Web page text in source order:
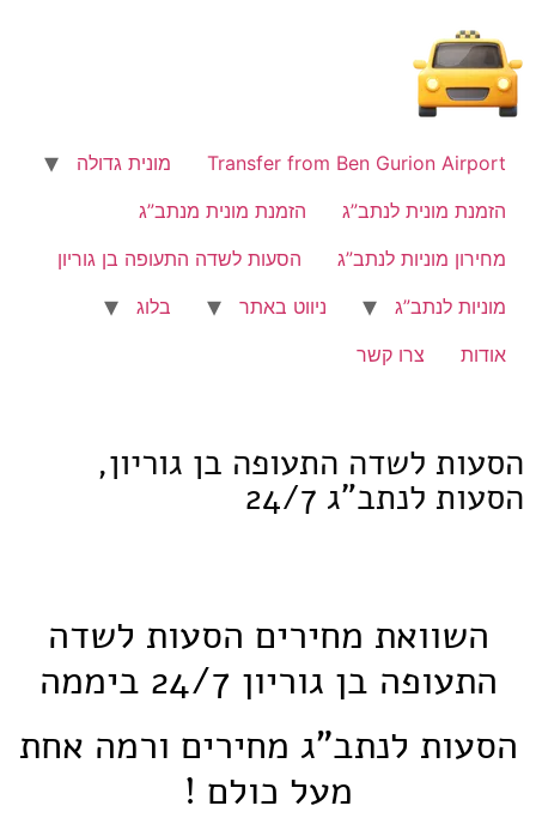
Transfer from Ben Gurion Airport
מונית גדולה
הזמנת מונית לנתב”ג
הזמנת מונית מנתב”ג
מחירון מוניות לנתב”ג
הסעות לשדה התעופה בן גוריון
מוניות לנתב”ג
ניווט באתר
בלוג
אודות
צרו קשר
הסעות לשדה התעופה בן גוריון,
הסעות לנתב"ג 24/7
השוואת מחירים הסעות לשדה
התעופה בן גוריון 24/7 ביממה
הסעות לנתב"ג מחירים ורמה אחת
מעל כולם !